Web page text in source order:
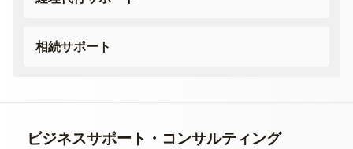
相続サポート
ビジネスサポート・ コンサルティング